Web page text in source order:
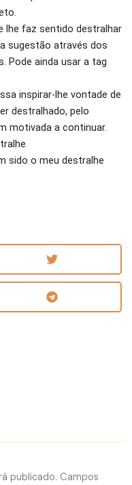
lhe faz sentido destralhar
sugestão através dos
Pode ainda usar a tag
inspirar-lhe vontade de
destralhado, pelo
motivada a continuar.
sido o meu destralhe
publicado. Campos